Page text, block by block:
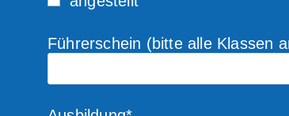
Führerschein (bitte alle Klassen